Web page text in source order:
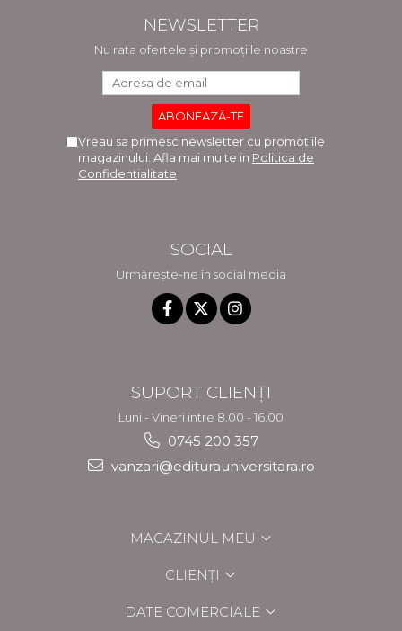
NEWSLETTER
Nu rata ofertele și promoțiile noastre
Vreau sa primesc newsletter cu promotiile
magazinului. Afla mai multe in Politica de
Confidentialitate
SOCIAL
Urmărește-ne în social media
SUPORT CLIENȚI
Luni - Vineri intre 8.00 - 16.00
0745 200 357
vanzari@editurauniversitara.ro
MAGAZINUL MEU
CLIENȚI
DATE COMERCIALE